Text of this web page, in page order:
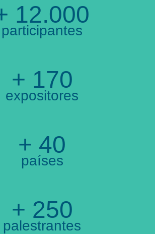
12.000
participantes
+ 170
expositores
+ 40
países
+ 250
palestrantes